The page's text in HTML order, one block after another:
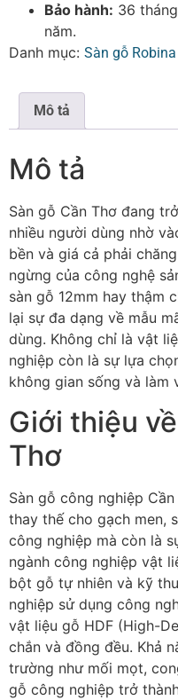
Bảo hành: 36
năm.
Danh mục: Sàn gỗ
Mô tả
Mô tả
Sàn gỗ Cần Thơ đang
nhiều người dùng nhờ
bền và giá cả phải
ngừng của công nghệ
sàn gỗ 12mm hay thậm
lại sự đa dạng về mẫu
dùng. Không chỉ là vật
nghiệp còn là sự lựa
không gian sống và làm
Giới thiệu
Thơ
Sàn gỗ công nghiệp
thay thế cho gạch men,
công nghiệp mà còn là
ngành công nghiệp vật
bột gỗ tự nhiên và kỹ
nghiệp sử dụng công
vật liệu gỗ HDF (High-
chắn và đồng đều. Khả
trường như mối mọt,
gỗ công nghiệp trở